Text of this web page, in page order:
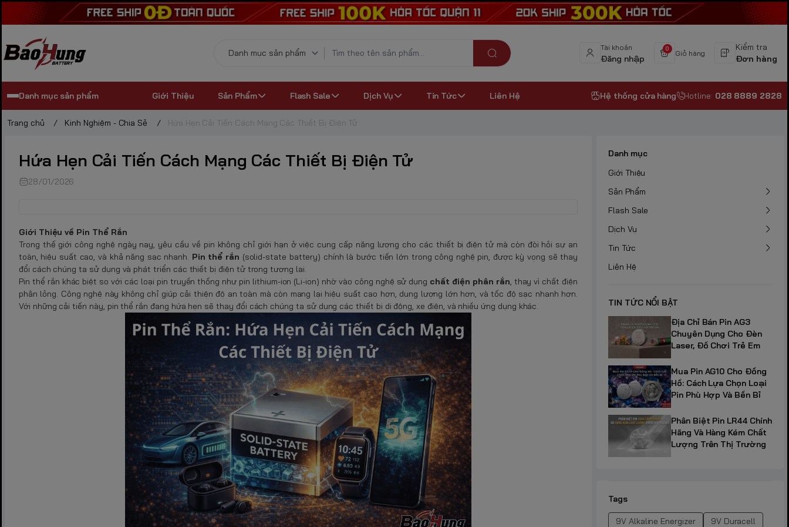
Tài khoản
Đăng nhập
0
Giỏ hàng
Kiểm tra
Đơn hàng
Danh mục sản phẩm Giới Thiệu Sản Phẩm Flash Sale Dịch Vụ Tin Tức Liên Hệ Hệ thống cửa hàng Hotline: 028 8889 2828
Trang chủ / Kinh Nghiệm - Chia Sẻ / Hứa Hẹn Cải Tiến Cách Mạng Các Thiết Bị Điện Tử
Hứa Hẹn Cải Tiến Cách Mạng Các Thiết Bị Điện Tử
28/01/2026
Giới Thiệu về Pin Thể Rắn
Trong thế giới công nghệ ngày nay, yêu cầu về pin không chỉ giới hạn ở việc cung cấp năng lượng cho các thiết bị điện tử mà còn đòi hỏi sự an
toàn, hiệu suất cao, và khả năng sạc nhanh. Pin thể rắn (solid-state battery) chính là bước tiến lớn trong công nghệ pin, được kỳ vọng sẽ thay
đổi cách chúng ta sử dụng và phát triển các thiết bị điện tử trong tương lai.
Pin thể rắn khác biệt so với các loại pin truyền thống như pin lithium-ion (Li-ion) nhờ vào công nghệ sử dụng chất điện phân rắn, thay vì chất điện
phân lỏng. Công nghệ này không chỉ giúp cải thiện độ an toàn mà còn mang lại hiệu suất cao hơn, dung lượng lớn hơn, và tốc độ sạc nhanh hơn.
Với những cải tiến này, pin thể rắn đang hứa hẹn sẽ thay đổi cách chúng ta sử dụng các thiết bị di động, xe điện, và nhiều ứng dụng khác.
Danh mục
Giới Thiệu
Sản Phẩm
Flash Sale
Dịch Vụ
Tin Tức
Liên Hệ
TIN TỨC NỔI BẬT
Địa Chỉ Bán Pin AG3
Chuyên Dụng Cho Đèn
Laser, Đồ Chơi Trẻ Em
Mua Pin AG10 Cho Đồng
Hồ: Cách Lựa Chọn Loại
Pin Phù Hợp Và Bền Bỉ
Phân Biệt Pin LR44 Chính
Hãng Và Hàng Kém Chất
Lượng Trên Thị Trường
Tags
9V Alkaline Energizer
9V Duracell